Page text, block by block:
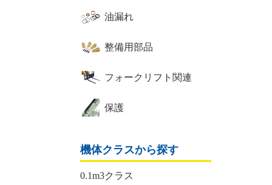
油漏れ
整備用部品
フォークリフト関連
保護
機体クラスから探す
0.1m3クラス